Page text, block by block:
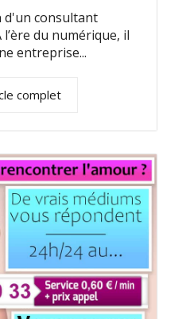
consultant
du numérique, il
entreprise...
complet